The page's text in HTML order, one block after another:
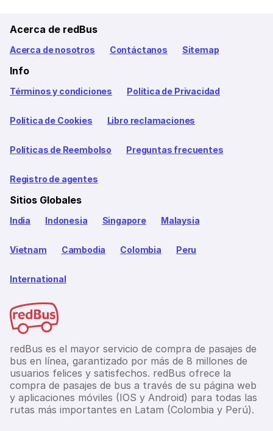
Acerca de redBus
Acerca de nosotros Contáctanos Sitemap
Info
Términos y condiciones Política de Privacidad
Política de Cookies Libro reclamaciones
Políticas de Reembolso Preguntas frecuentes
Registro de agentes
Sitios Globales
India Indonesia Singapore Malaysia
Vietnam Cambodia Colombia Peru
International
redBus es el mayor servicio de compra de pasajes de
bus en línea, garantizado por más de 8 millones de
usuarios felices y satisfechos. redBus ofrece la
compra de pasajes de bus a través de su página web
y aplicaciones móviles (IOS y Android) para todas las
rutas más importantes en Latam (Colombia y Perú).